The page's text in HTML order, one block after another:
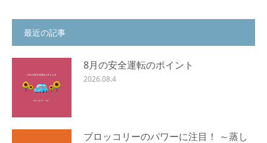
最近の記事
8月の安全運転のポイント
2026.08.4
ブロッコリーのパワーに注目！ ～蒸し